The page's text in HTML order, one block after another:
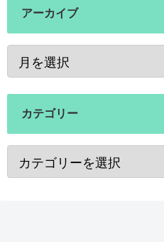
アーカイブ
カテゴリー